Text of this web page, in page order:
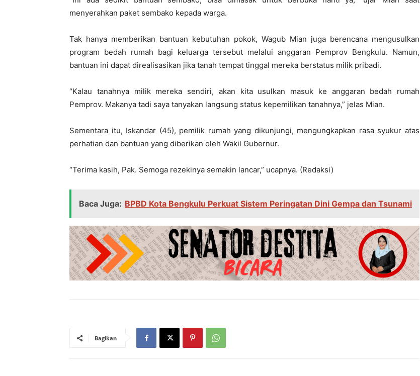
menyerahkan paket sembako kepada warga.
Tak hanya memberikan bantuan kebutuhan pokok, Wagub Mian juga berencana mengusulkan
program bedah rumah bagi keluarga tersebut melalui anggaran Pemprov Bengkulu. Namun,
bantuan ini dapat direalisasikan jika tanah tempat tinggal mereka berstatus milik pribadi.
“Kalau tanahnya milik mereka sendiri, akan kita usulkan masuk ke anggaran bedah rumah
Pemprov. Makanya tadi saya tanyakan langsung status kepemilikan tanahnya,” jelas Mian.
Sementara itu, Iskandar (45), pemilik rumah yang dikunjungi, mengungkapkan rasa syukur atas
perhatian dan bantuan yang diberikan oleh Wakil Gubernur.
“Terima kasih, Pak. Semoga rezekinya semakin lancar,” ucapnya. (Redaksi)
Baca Juga: BPBD Kota Bengkulu Perkuat Sistem Peringatan Dini Gempa dan Tsunami
Bagikan